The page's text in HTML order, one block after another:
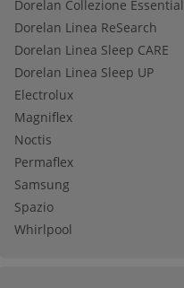
Dorelan Collezione Essential
Dorelan Linea ReSearch
Dorelan Linea Sleep CARE
Dorelan Linea Sleep UP
Electrolux
Magniflex
Noctis
Permaflex
Samsung
Spazio
Whirlpool